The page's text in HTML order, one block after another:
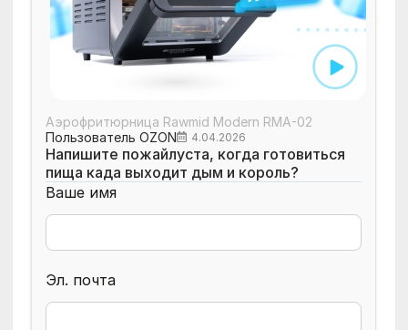
Аэрофритюрница Rawmid Modern RMA-02
Пользователь OZON
4.04.2026
Напишите пожайлуста, когда готовиться
пища када выходит дым и король?
Ваше имя
Эл. почта